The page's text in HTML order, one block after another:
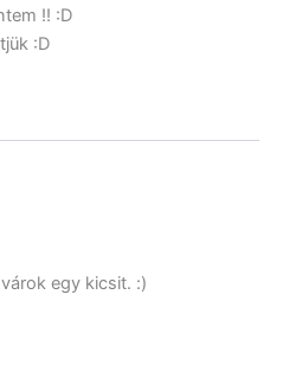
!! :D
:D
egy kicsit. :)